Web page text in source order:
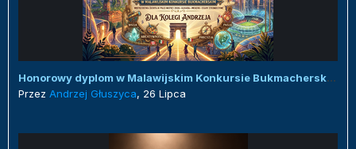
Honorowy dyplom w Malawijskim Konkursie Bukmacherskim :)
Przez Andrzej Głuszyca, 26 Lipca